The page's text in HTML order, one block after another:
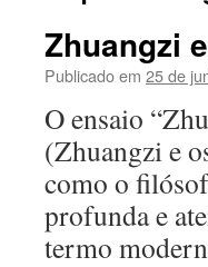
Zhuangzi
Publicado em 25 de
O ensaio
(Zhuangzi e
como o
profunda e
termo